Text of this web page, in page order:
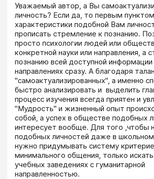
Уважаемый автор, а Вы
личность? Если да, то первым пунктом
характеристики подобной Вам
прописать стремление к познанию.
просто психологии людей или
конкретной науки или направления, а
познанию всей доступной информации
направлениях сразу. А благодаря
"самоактуализированных", а именно
быстро анализировать и  выделить
процесс изучения всегда приятен и
"Мудрость" и жизненный опыт
собой, а успех в обществе подобных
интересует вообще. Для того ,чтобы
подобных личностей даже в
нужно придумывать систему
минимального общения, только
учебных заведениях с гуманитарной
направленностью.